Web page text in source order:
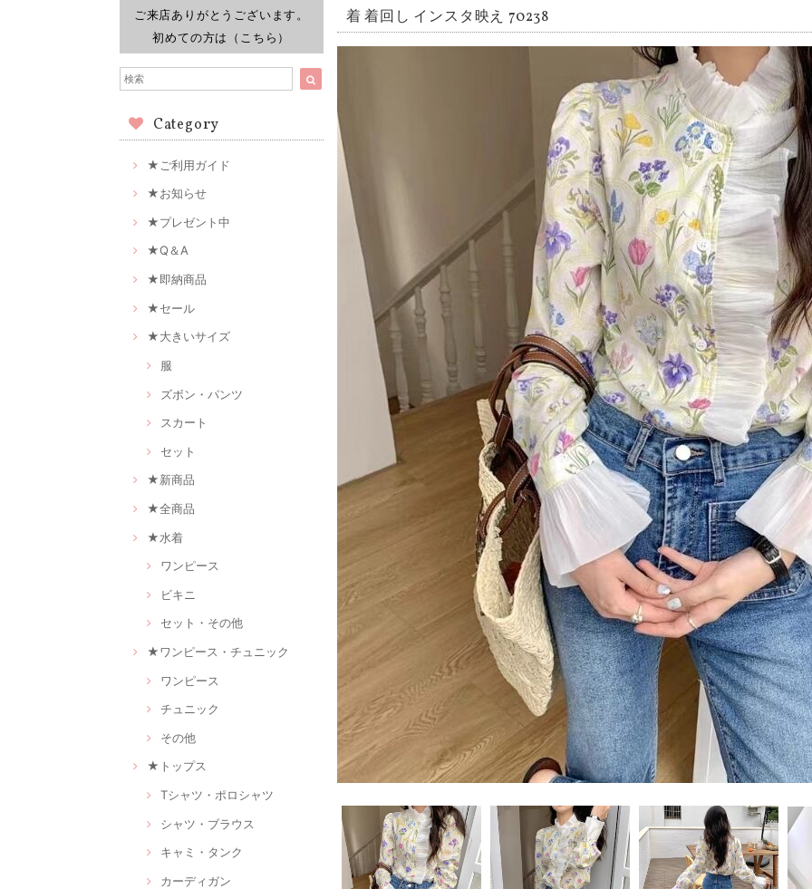
ご来店ありがとうございます。
初めての方は（こちら）
Category
★ご利用ガイド
★お知らせ
★プレゼント中
★Q＆A
★即納商品
★セール
★大きいサイズ
服
ズボン・パンツ
スカート
セット
★新商品
★全商品
★水着
ワンピース
ビキニ
セット・その他
★ワンピース・チュニック
ワンピース
チュニック
その他
★トップス
Tシャツ・ポロシャツ
シャツ・ブラウス
キャミ・タンク
カーディガン
着 着回し インスタ映え 70238